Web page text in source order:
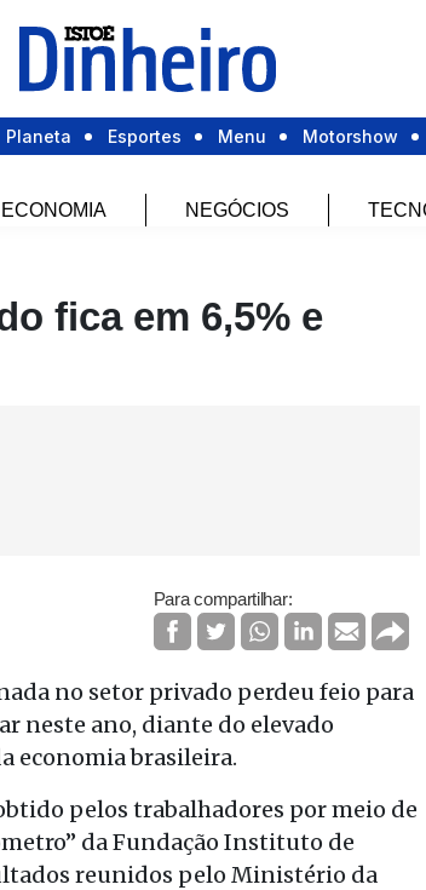
Planeta Esportes Menu Motorshow
ECONOMIA NEGÓCIOS
fica em 6,5% e
Para compartilhar:
no setor privado perdeu feio para
neste ano, diante do elevado
economia brasileira.
pelos trabalhadores por meio de
da Fundação Instituto de
reunidos pelo Ministério da